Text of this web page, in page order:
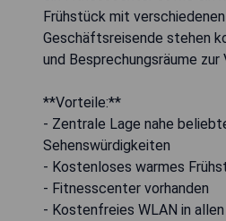
Frühstück mit
Geschäftsreisende stehen
und Besprechungsräume zur
**Vorteile:**
- Zentrale Lage nahe
Sehenswürdigkeiten
- Kostenloses warmes
- Fitnesscenter vorhanden
- Kostenfreies WLAN in